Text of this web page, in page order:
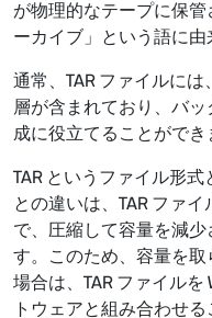
が物理的なテープに保
ーカイブ」という語に由
通常、TAR ファイルに
層が含まれており、バ
成に役立てることができ
TAR というファイル形
との違いは、TAR ファ
で、圧縮して容量を減
す。このため、容量を
場合は、TAR ファイル
トウェアと組み合わせ